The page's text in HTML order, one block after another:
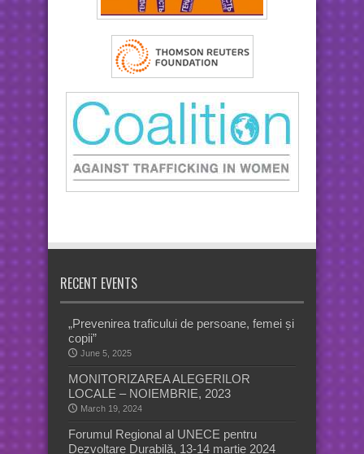
RECENT EVENTS
„Prevenirea traficului de persoane, femei și
copii”
June 5, 2025
MONITORIZAREA ALEGERILOR
LOCALE – NOIEMBRIE, 2023
March 19, 2024
Forumul Regional al UNECE pentru
Dezvoltare Durabilă, 13-14 martie 2024